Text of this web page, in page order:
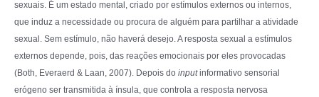
sexuais. É um estado mental, criado por estímulos externos ou internos,
que induz a necessidade ou procura de alguém para partilhar a atividade
sexual. Sem estímulo, não haverá desejo. A resposta sexual a estímulos
externos depende, pois, das reações emocionais por eles provocadas
(Both, Everaerd & Laan, 2007). Depois do inputinformativo sensorial
erógeno ser transmitida à ínsula, que controla a resposta nervosa